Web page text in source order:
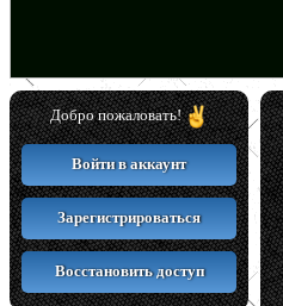
Добро пожаловать!
Войти в аккаунт
Зарегистрироваться
Восстановить доступ